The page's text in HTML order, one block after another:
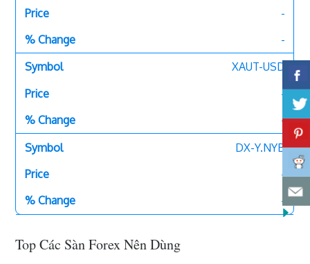
-
-
XAUT-USD
-
-
DX-Y.NYB
-
-
Top Các Sàn Forex Nên Dùng